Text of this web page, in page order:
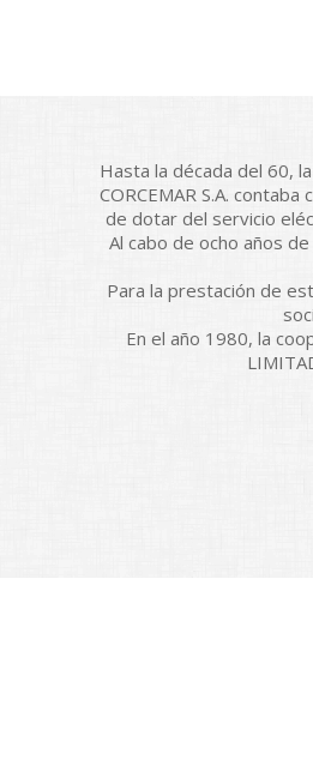
Hasta la década del 60,
CORCEMAR S.A.
de dotar del servicio
Al cabo de ocho años
Para la prestación de
En el año 1980, la